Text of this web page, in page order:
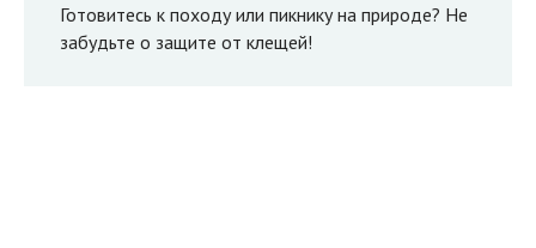
Готовитесь к походу или пикнику на природе? Не
забудьте о защите от клещей!